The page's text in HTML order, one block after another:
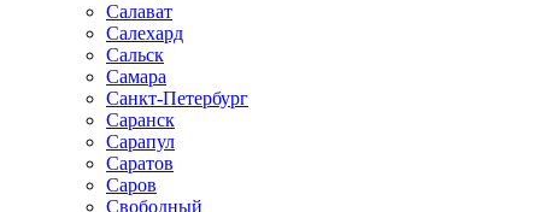
Салават
Салехард
Сальск
Самара
Санкт-Петербург
Саранск
Сарапул
Саратов
Саров
Свободный